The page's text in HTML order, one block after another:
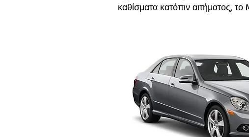
καθίσματα κατόπιν αιτήματος,